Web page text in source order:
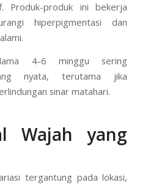
Produk-produk ini bekerja
hiperpigmentasi dan
4-6 minggu sering
nyata, terutama jika
sinar matahari.
Wajah yang
tergantung pada lokasi,